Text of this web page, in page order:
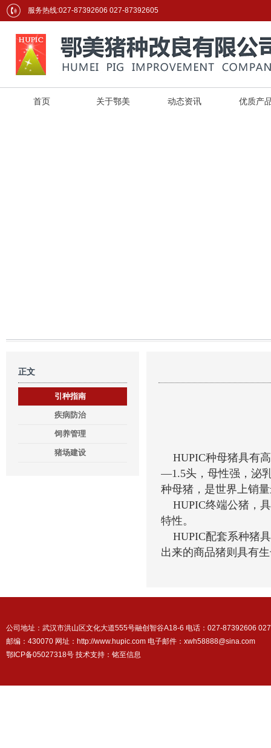
服务热线:027-87392606 027-87392605
首页 关于鄂美 动态资讯 优质产
正文
引种指南
疾病防治
饲养管理
猪场建设 HUPIC种母猪具有
—1.5头，母性强，泌
种母猪，是世界上销
HUPIC终端公猪，
特性。
HUPIC配套系种猪
出来的商品猪则具有
公司地址：武汉市洪山区文化大道555号融创智谷A18-6 电话：027-87392606
邮编：430070 网址：http://www.hupic.com 电子邮件：xwh58888@sina.com
鄂ICP备05027318号 技术支持： 铭至信息